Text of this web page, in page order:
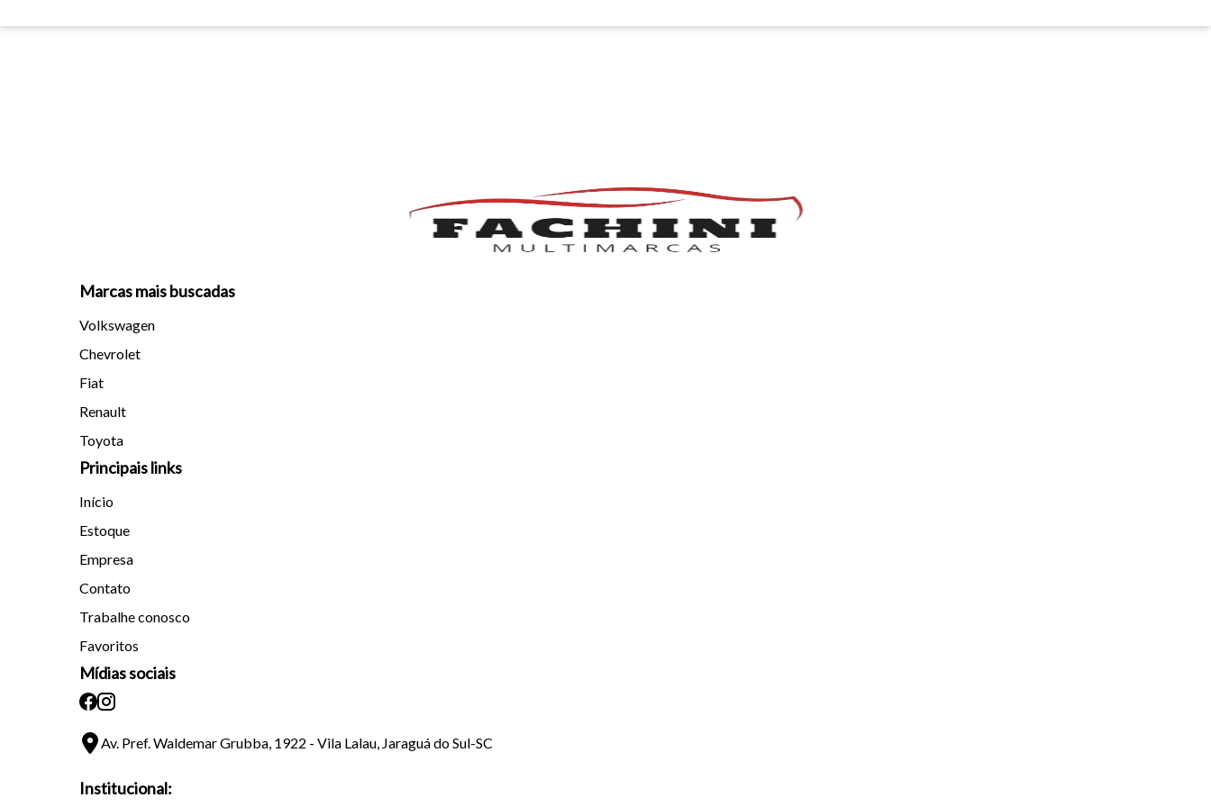
Marcas mais buscadas
Volkswagen
Chevrolet
Fiat
Renault
Toyota
Principais links
Início
Estoque
Empresa
Contato
Trabalhe conosco
Favoritos
Mídias sociais
Av. Pref. Waldemar Grubba, 1922 - Vila Lalau, Jaraguá do Sul-SC
Institucional: